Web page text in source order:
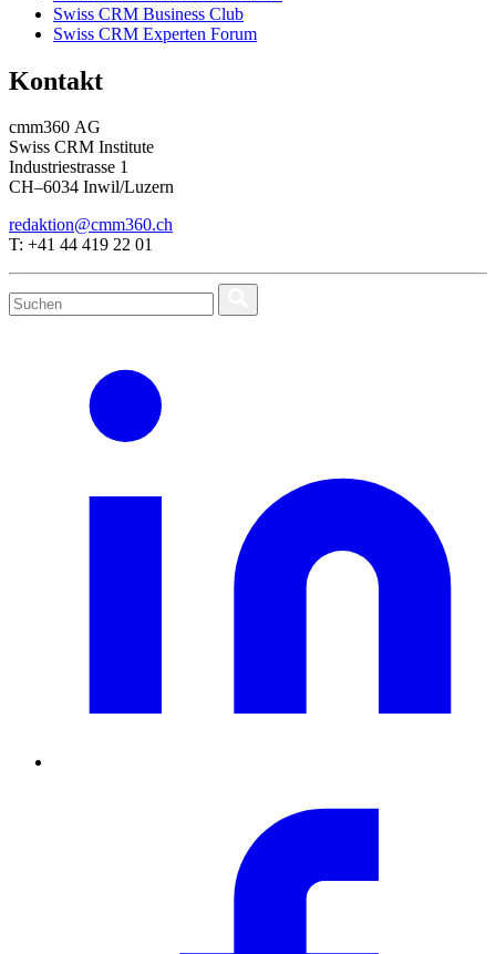
Swiss CRM Business Club
Swiss CRM Experten Forum
Kontakt
cmm360 AG
Swiss CRM Institute
Industriestrasse 1
CH–6034 Inwil/Luzern
redaktion@cmm360.ch
T: +41 44 419 22 01